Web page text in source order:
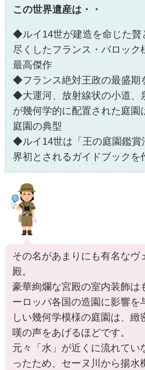
この世界遺産は・・
◆ルイ14世が建造を命じた贅
尽くしたフランス・バロック
最高傑作
◆フランス絶対王政の最盛期
◆大運河、放射線状の小道、
が幾何学的に配置された庭園
庭園の典型
◆ルイ14世は「王の庭園鑑賞
界初とされるガイドブックを
その名があまりにも有名なヴ
殿。
豪華絢爛な宮殿の室内装飾は
ーロッパ各国の造園に影響を
しい幾何学模様の庭園は、緻
嘆の声をあげるほどです。
元々「水」が近くに流れてい
ったため、セーヌ川から揚水